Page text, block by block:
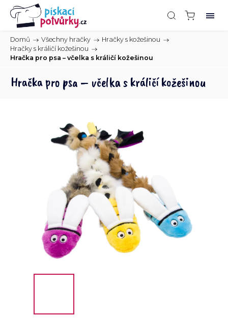
Domů / Všechny hračky / Hračky s kožešinou /
Hračky s králičí kožešinou /
Hračka pro psa – včelka s králičí kožešinou
Hračka pro psa – včelka s králičí kožešinou